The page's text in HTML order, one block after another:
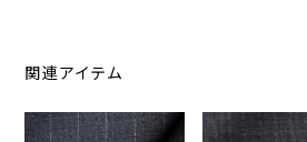
関連アイテム